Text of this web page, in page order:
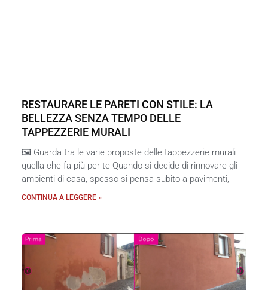
RESTAURARE LE PARETI CON STILE: LA
BELLEZZA SENZA TEMPO DELLE
TAPPEZZERIE MURALI
🖼️ Guarda tra le varie proposte delle tappezzerie murali
quella che fa più per te Quando si decide di rinnovare gli
ambienti di casa, spesso si pensa subito a pavimenti,
CONTINUA A LEGGERE »